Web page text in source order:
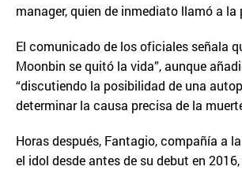
manager, quien de inmediato llamó a la
El comunicado de los oficiales señala
Moonbin se quitó la vida”, aunque
“discutiendo la posibilidad de una
determinar la causa precisa de la
Horas después, Fantagio, compañía a
el idol desde antes de su debut en